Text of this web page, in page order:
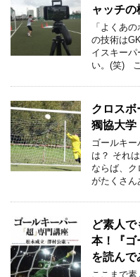
ャッチの
「よくあ
の技術は
イスキー
い。(笑)
クロス
獨協大
ゴールキ
は？ それ
ならば、
がたくさ
ど素人
本！『ゴ
を読んで
ここまで